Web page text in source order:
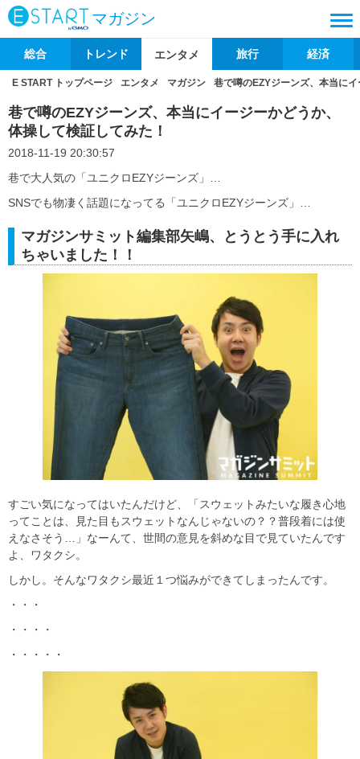
マガジン
総合 トレンド エンタメ 旅行 経済
E START トップページ エンタメ マガジン 巷で噂のEZYジーンズ、本当に
巷で噂のEZYジーンズ、本当にイージーかどうか、
体操して検証してみた！
2018-11-19 20:30:57
巷で大人気の「ユニクロEZYジーンズ」…
SNSでも物凄く話題になってる「ユニクロEZYジーンズ」…
マガジンサミット編集部矢嶋、とうとう手に入れ
ちゃいました！！
すごい気になってはいたんだけど、「スウェットみたいな履き心地
ってことは、見た目もスウェットなんじゃないの？？普段着には使
えなさそう…」なーんて、世間の意見を斜めな目で見ていたんです
よ、ワタクシ。
しかし。そんなワタクシ最近１つ悩みができてしまったんです。
・・・
・・・・
・・・・・